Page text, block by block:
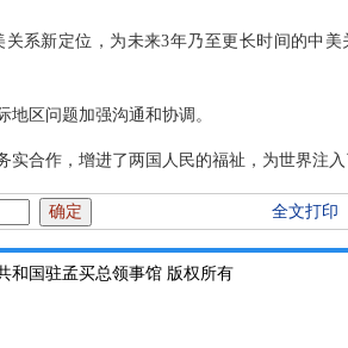
系新定位，为未来3年乃至更长时间的中
区问题加强沟通和协调。
合作，增进了两国人民的福祉，为世界注
全文打印
和国驻孟买总领事馆 版权所有